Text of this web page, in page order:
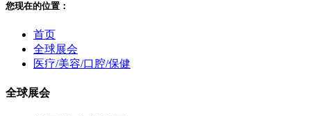
您现在的位置：
首页
全球展会
医疗/美容/口腔/保健
全球展会